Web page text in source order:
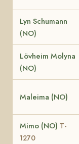
Lyn Schumann
(NO)
Lövheim Molyna
(NO)
Maleima (NO)
Mimo (NO) T-
1270